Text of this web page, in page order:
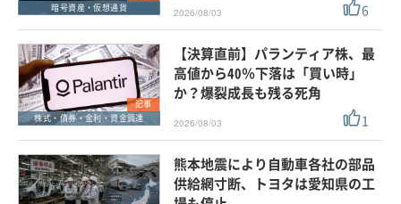
暗号資産・仮想通貨
2026/08/03 6
記事
株式・債券・金利・資金調達
【決算直前】パランティア株、最
高値から40％下落は「買い時」
か？爆裂成長も残る死角
2026/08/03 1
熊本地震により自動車各社の部品
供給網寸断、トヨタは愛知県の工